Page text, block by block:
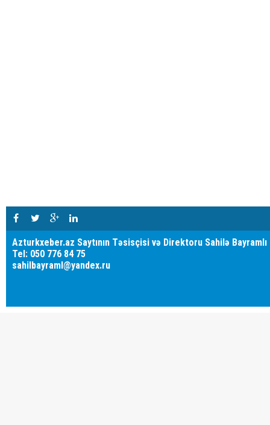
Azturkxeber.az Saytının Təsisçisi və Direktoru Sahilə Bayramlı
Tel: 050 776 84 75
sahilbayraml@yandex.ru